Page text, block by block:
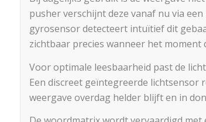
pusher verschijnt deze vanaf nu via
gyrosensor detecteert intuïtief dit
zichtbaar precies wanneer het moment
Voor optimale leesbaarheid past de
Een discreet geïntegreerde lichtsensor
weergave overdag helder blijft en in